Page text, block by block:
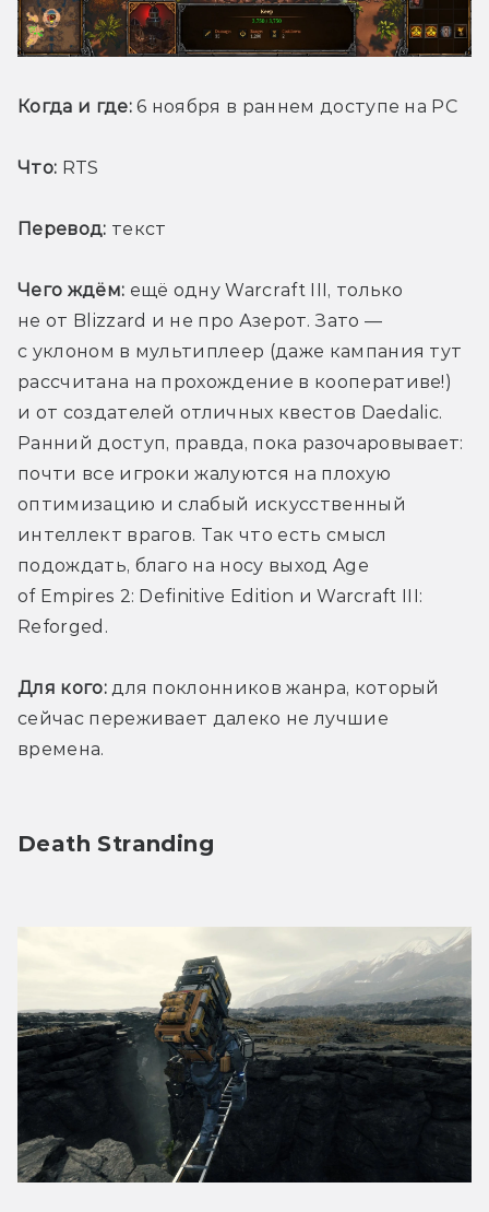
Когда и где: 6 ноября в раннем доступе на PC
Что: RTS
Перевод: текст
Чего ждём: ещё одну Warcraft III, только
не от Blizzard и не про Азерот. Зато —
с уклоном в мультиплеер (даже кампания тут
рассчитана на прохождение в кооперативе!)
и от создателей отличных квестов Daedalic.
Ранний доступ, правда, пока разочаровывает:
почти все игроки жалуются на плохую
оптимизацию и слабый искусственный
интеллект врагов. Так что есть смысл
подождать, благо на носу выход Age
of Empires 2: Definitive Edition и Warcraft III:
Reforged.
Для кого: для поклонников жанра, который
сейчас переживает далеко не лучшие
времена.
Death Stranding